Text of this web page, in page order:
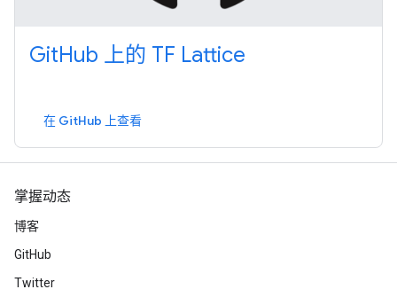
GitHub 上的 TF Lattice
在 GitHub 上查看
掌握动态
博客
GitHub
Twitter